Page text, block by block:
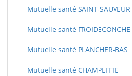
Mutuelle santé SAINT-SAUVEUR
Mutuelle santé FROIDECONCHE
Mutuelle santé PLANCHER-BAS
Mutuelle santé CHAMPLITTE